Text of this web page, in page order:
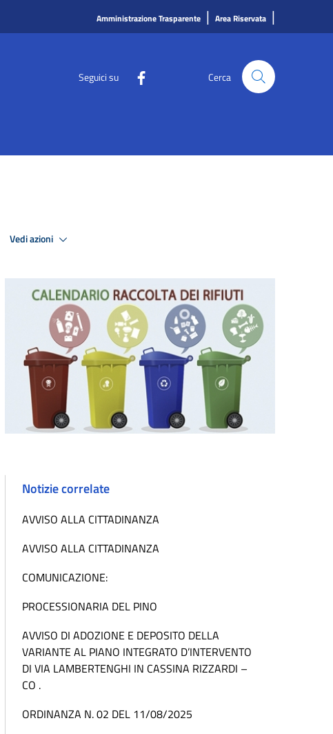
Amministrazione Trasparente | Area Riservata |
Seguici su Cerca
Vedi azioni
Notizie correlate
AVVISO ALLA CITTADINANZA
AVVISO ALLA CITTADINANZA
COMUNICAZIONE:
PROCESSIONARIA DEL PINO
AVVISO DI ADOZIONE E DEPOSITO DELLA
VARIANTE AL PIANO INTEGRATO D’INTERVENTO
DI VIA LAMBERTENGHI IN CASSINA RIZZARDI –
CO .
ORDINANZA N. 02 DEL 11/08/2025